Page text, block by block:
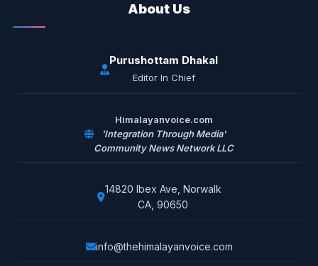
About Us
Purushottam Dhakal
Editor In Chief
Himalayanvoice.com
'Integration Through Media'
Community News Network LLC
14820 Ibex Ave, Norwalk
CA, 90650
info@thehimalayanvoice.com